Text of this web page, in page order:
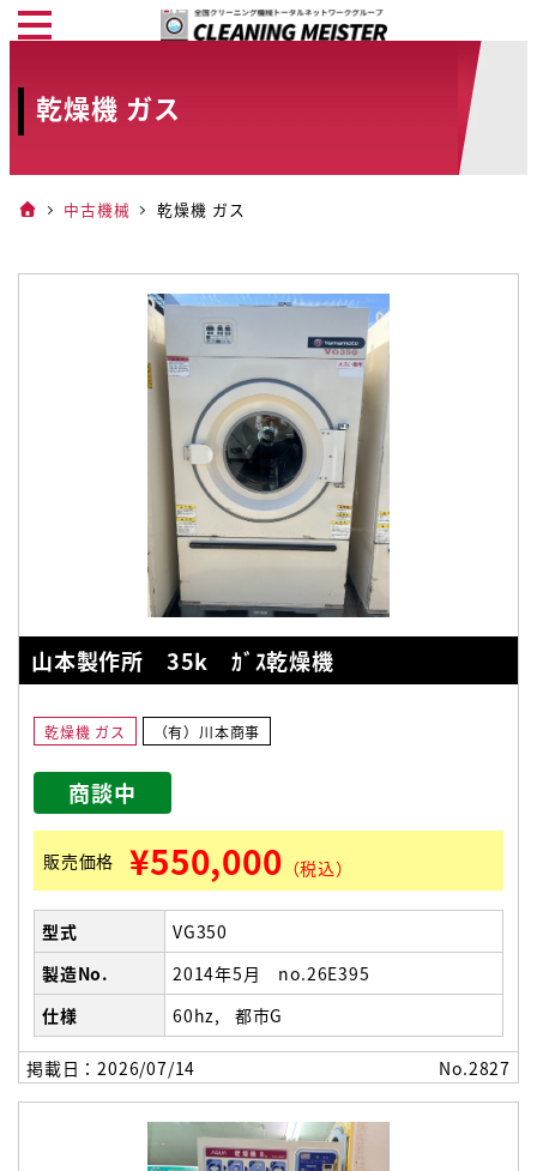
メ
ン
ン
乾燥機 ガス
中古機械 乾燥機 ガス
山本製作所 35k ｶﾞｽ乾燥機
乾燥機 ガス （有）川本商事
商談中
販売価格 ¥550,000 （税込）
型式
VG350
製造No.
2014年5月 no.26E395
仕様
60hz 都市G
掲載日：2026/07/14 No.2827